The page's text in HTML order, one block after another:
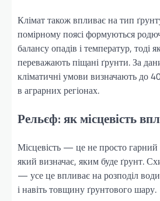
Клімат також впливає на тип
помірному поясі формуються
балансу опадів і температур, тоді
переважають піщані ґрунти. За
кліматичні умови визначають до
в аграрних регіонах.
Рельєф: як місцевість
Місцевість — це не просто
який визначає, яким буде ґрунт.
— усе це впливає на розподіл
і навіть товщину ґрунтового шару.